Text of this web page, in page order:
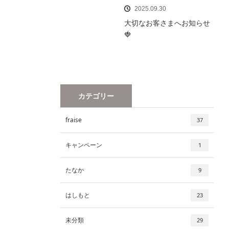
2025.09.30
大切なお客さまへお知らせ
🍓
カテゴリー
fraise 37
キャンペーン 1
たなか 9
はしもと 23
未分類 29